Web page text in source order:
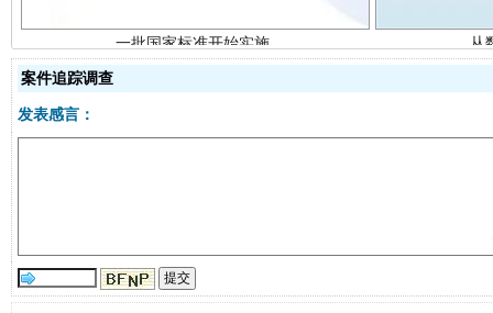
案件追踪调查
发表感言：